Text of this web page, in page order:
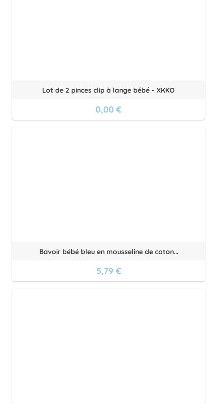
Lot de 2 pinces clip à lange bébé - XKKO
0,00 €
Bavoir bébé bleu en mousseline de coton...
5,79 €